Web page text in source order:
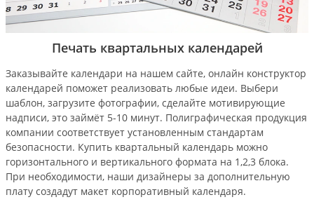
Печать квартальных календарей
Заказывайте календари на нашем сайте, онлайн конструктор
календарей поможет реализовать любые идеи. Выбери
шаблон, загрузите фотографии, сделайте мотивирующие
надписи, это займёт 5-10 минут. Полиграфическая продукция
компании соответствует установленным стандартам
безопасности. Купить квартальный календарь можно
горизонтального и вертикального формата на 1,2,3 блока.
При необходимости, наши дизайнеры за дополнительную
плату создадут макет корпоративный календаря.